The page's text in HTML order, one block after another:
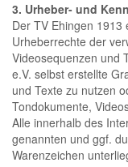
3. Urheber- und
Der TV Ehingen 1913
Urheberrechte der
Videosequenzen und
e.V. selbst erstellte
und Texte zu nutzen
Tondokumente,
Alle innerhalb des
genannten und ggf.
Warenzeichen